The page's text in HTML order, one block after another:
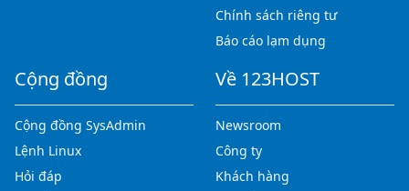
Chính sách riêng tư
Báo cáo lạm dụng
Cộng đồng
Cộng đồng SysAdmin
Lệnh Linux
Hỏi đáp
Về 123HOST
Newsroom
Công ty
Khách hàng